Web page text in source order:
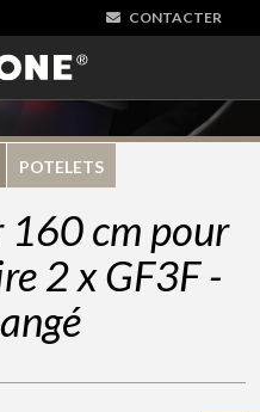
CONTACTER
POTELETS
160 cm pour
2 x GF3F -